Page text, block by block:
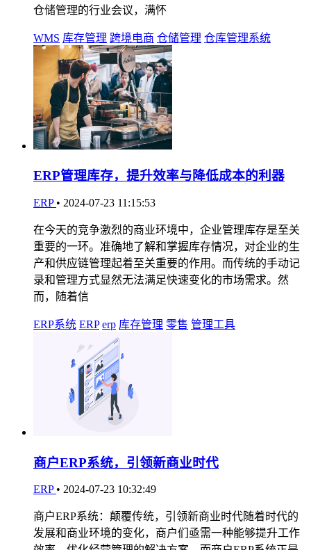
仓储管理的行业会议，满怀
WMS 库存管理 跨境电商 仓储管理 仓库管理系统
ERP管理库存，提升效率与降低成本的利器
ERP • 2024-07-23 11:15:53
在今天的竞争激烈的商业环境中，企业管理库存是至关
重要的一环。准确地了解和掌握库存情况，对企业的生
产和供应链管理起着至关重要的作用。而传统的手动记
录和管理方式显然无法满足快速变化的市场需求。然
而，随着信
ERP系统 ERP erp 库存管理 零售 管理工具
商户ERP系统，引领新商业时代
ERP • 2024-07-23 10:32:49
商户ERP系统：颠覆传统，引领新商业时代随着时代的
发展和商业环境的变化，商户们亟需一种能够提升工作